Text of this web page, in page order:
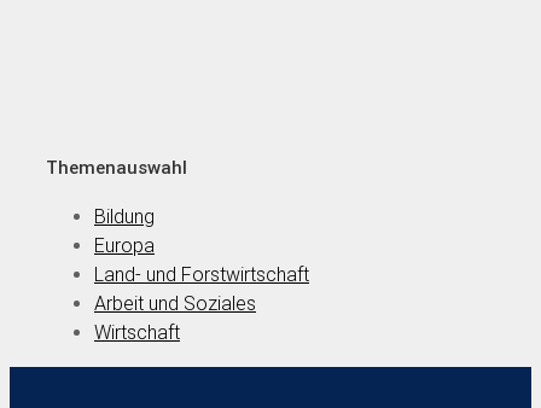
Themenauswahl
Bildung
Europa
Land- und Forstwirtschaft
Arbeit und Soziales
Wirtschaft